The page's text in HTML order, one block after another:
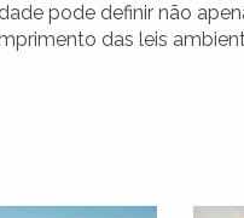
pode definir não
das leis